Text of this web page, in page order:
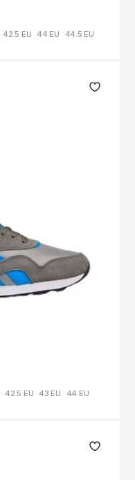
42.5 EU 44 EU 44.5 EU
42.5 EU 43 EU 44 EU